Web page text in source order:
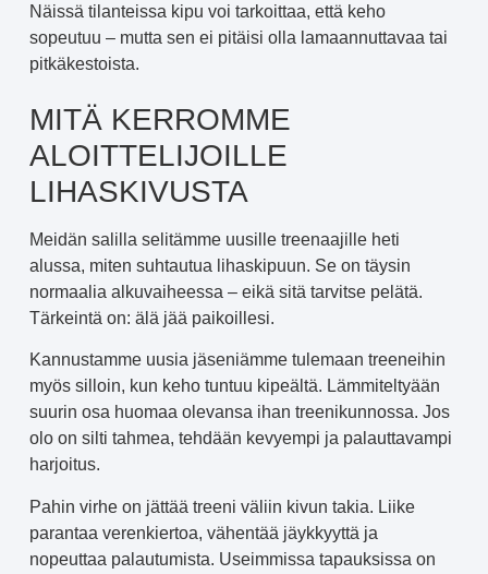
Näissä tilanteissa kipu voi tarkoittaa, että keho
sopeutuu – mutta sen ei pitäisi olla lamaannuttavaa tai
pitkäkestoista.
MITÄ KERROMME
ALOITTELIJOILLE
LIHASKIVUSTA
Meidän salilla selitämme uusille treenaajille heti
alussa, miten suhtautua lihaskipuun. Se on täysin
normaalia alkuvaiheessa – eikä sitä tarvitse pelätä.
Tärkeintä on: älä jää paikoillesi.
Kannustamme uusia jäseniämme tulemaan treeneihin
myös silloin, kun keho tuntuu kipeältä. Lämmiteltyään
suurin osa huomaa olevansa ihan treenikunnossa. Jos
olo on silti tahmea, tehdään kevyempi ja palauttavampi
harjoitus.
Pahin virhe on jättää treeni väliin kivun takia. Liike
parantaa verenkiertoa, vähentää jäykkyyttä ja
nopeuttaa palautumista. Useimmissa tapauksissa on